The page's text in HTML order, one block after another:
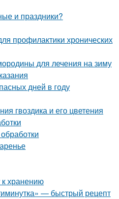
и праздники?
профилактики хронических
для лечения на зиму
дней в году
гвоздика и его цветения
к хранению
— быстрый рецепт